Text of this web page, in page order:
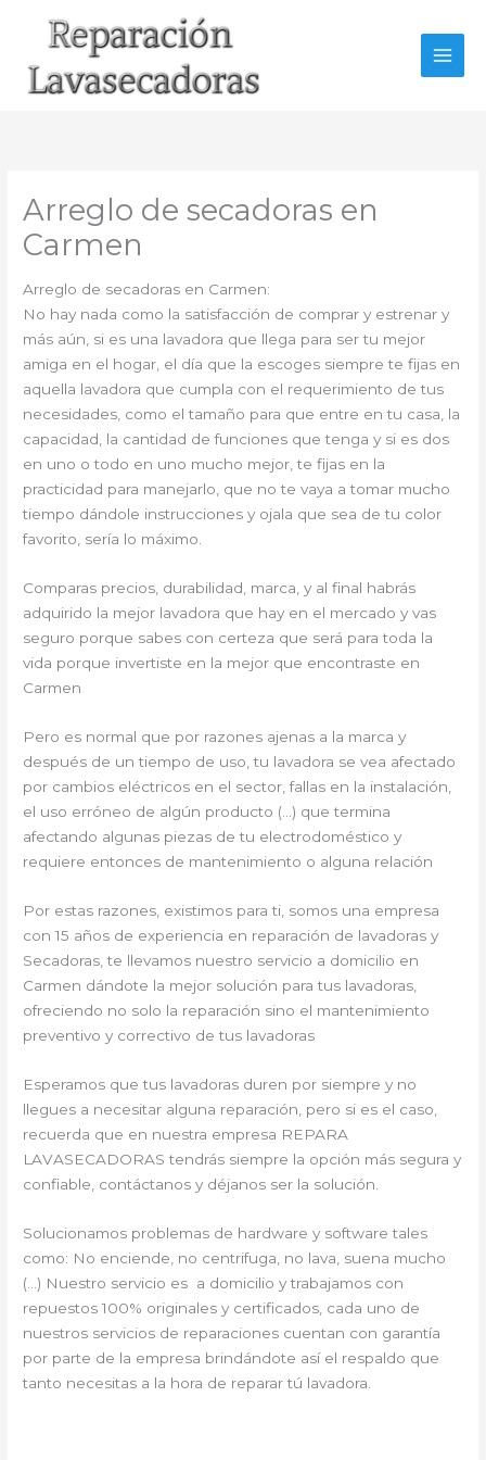
Arreglo de secadoras en
Carmen
Arreglo de secadoras en Carmen:
No hay nada como la satisfacción de comprar y estrenar y
más aún, si es una lavadora que llega para ser tu mejor
amiga en el hogar, el día que la escoges siempre te fijas en
aquella lavadora que cumpla con el requerimiento de tus
necesidades, como el tamaño para que entre en tu casa, la
capacidad, la cantidad de funciones que tenga y si es dos
en uno o todo en uno mucho mejor, te fijas en la
practicidad para manejarlo, que no te vaya a tomar mucho
tiempo dándole instrucciones y ojala que sea de tu color
favorito, sería lo máximo.
Comparas precios, durabilidad, marca, y al final habrás
adquirido la mejor lavadora que hay en el mercado y vas
seguro porque sabes con certeza que será para toda la
vida porque invertiste en la mejor que encontraste en
Carmen
Pero es normal que por razones ajenas a la marca y
después de un tiempo de uso, tu lavadora se vea afectado
por cambios eléctricos en el sector, fallas en la instalación,
el uso erróneo de algún producto (…) que termina
afectando algunas piezas de tu electrodoméstico y
requiere entonces de mantenimiento o alguna relación
Por estas razones, existimos para ti, somos una empresa
con 15 años de experiencia en reparación de lavadoras y
Secadoras, te llevamos nuestro servicio a domicilio en
Carmen dándote la mejor solución para tus lavadoras,
ofreciendo no solo la reparación sino el mantenimiento
preventivo y correctivo de tus lavadoras
Esperamos que tus lavadoras duren por siempre y no
llegues a necesitar alguna reparación, pero si es el caso,
recuerda que en nuestra empresa REPARA
LAVASECADORAS tendrás siempre la opción más segura y
confiable, contáctanos y déjanos ser la solución.
Solucionamos problemas de hardware y software tales
como: No enciende, no centrifuga, no lava, suena mucho
(…) Nuestro servicio es a domicilio y trabajamos con
repuestos 100% originales y certificados, cada uno de
nuestros servicios de reparaciones cuentan con garantía
por parte de la empresa brindándote así el respaldo que
tanto necesitas a la hora de reparar tú lavadora.